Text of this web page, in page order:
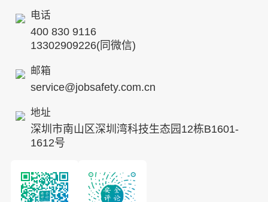
电话
400 830 9116
13302909226(同微信)
邮箱
service@jobsafety.com.cn
地址
深圳市南山区深圳湾科技生态园12栋B1601-
1612号
其他案例
企业文化
专家团队
发展历程
招贤纳士
ESG
8S安全服务联盟
投资者关系